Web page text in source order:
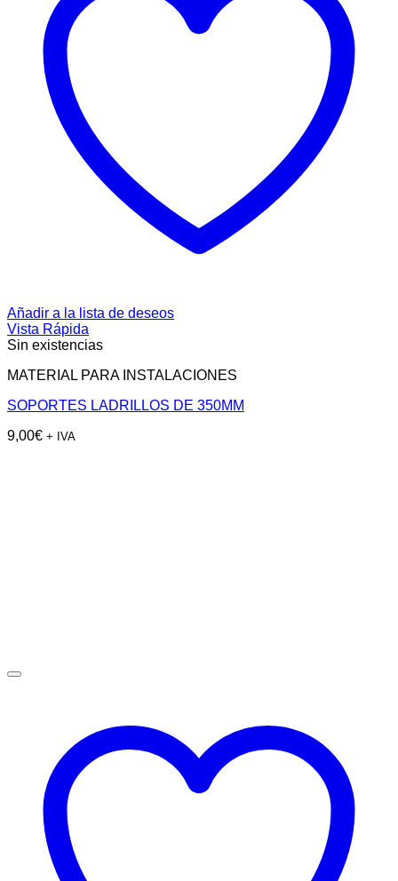
Añadir a la lista de deseos
Vista Rápida
Sin existencias
MATERIAL PARA INSTALACIONES
SOPORTES LADRILLOS DE 350MM
9,00€ + IVA